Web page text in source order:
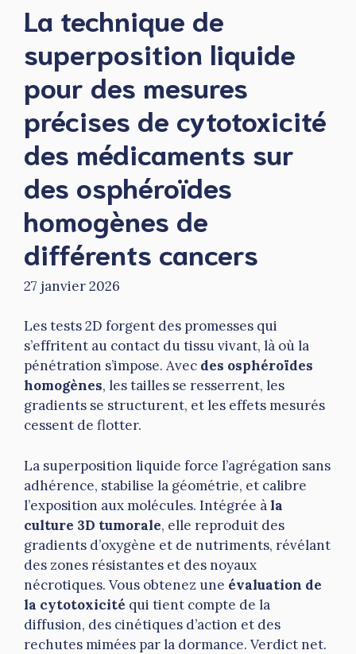
La technique de
superposition liquide
pour des mesures
précises de cytotoxicité
des médicaments sur
des osphéroïdes
homogènes de
différents cancers
27 janvier 2026
Les tests 2D forgent des promesses qui
s’effritent au contact du tissu vivant, là où la
pénétration s’impose. Avec des osphéroïdes
homogènes, les tailles se resserrent, les
gradients se structurent, et les effets mesurés
cessent de flotter.
La superposition liquide force l’agrégation sans
adhérence, stabilise la géométrie, et calibre
l’exposition aux molécules. Intégrée àla
culture 3D tumorale, elle reproduit des
gradients d’oxygène et de nutriments, révélant
des zones résistantes et des noyaux
nécrotiques. Vous obtenez une évaluation de
la cytotoxicité qui tient compte de la
diffusion, des cinétiques d’action et des
rechutes mimées par la dormance. Verdict net.